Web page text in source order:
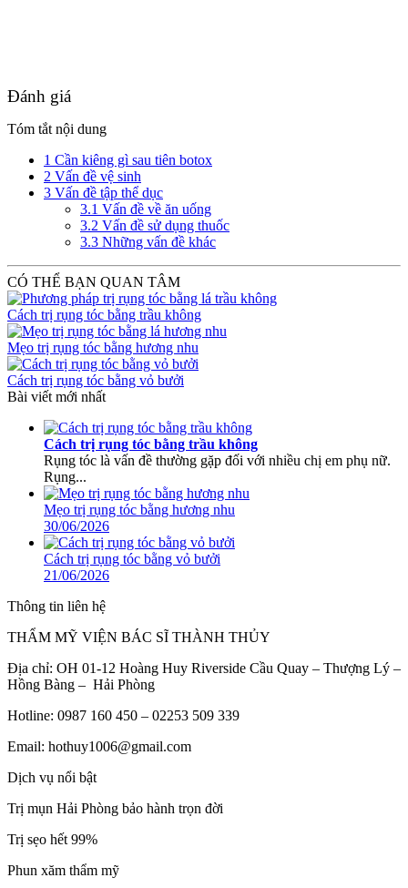
Đánh giá
Tóm tắt nội dung
1 Cần kiêng gì sau tiên botox
2 Vấn đề vệ sinh
3 Vấn đề tập thể dục
3.1 Vấn đề về ăn uống
3.2 Vấn đề sử dụng thuốc
3.3 Những vấn đề khác
CÓ THỂ BẠN QUAN TÂM
Cách trị rụng tóc bằng trầu không
Mẹo trị rụng tóc bằng hương nhu
Cách trị rụng tóc bằng vỏ bưởi
Bài viết mới nhất
Cách trị rụng tóc bằng trầu không
Rụng tóc là vấn đề thường gặp đối với nhiều chị em phụ nữ.
Rụng...
Mẹo trị rụng tóc bằng hương nhu
30/06/2026
Cách trị rụng tóc bằng vỏ bưởi
21/06/2026
Thông tin liên hệ
THẨM MỸ VIỆN BÁC SĨ THÀNH THỦY
Địa chỉ: OH 01-12 Hoàng Huy Riverside Cầu Quay – Thượng Lý –
Hồng Bàng – Hải Phòng
Hotline: 0987 160 450 – 02253 509 339
Email: hothuy1006@gmail.com
Dịch vụ nổi bật
Trị mụn Hải Phòng bảo hành trọn đời
Trị sẹo hết 99%
Phun xăm thẩm mỹ